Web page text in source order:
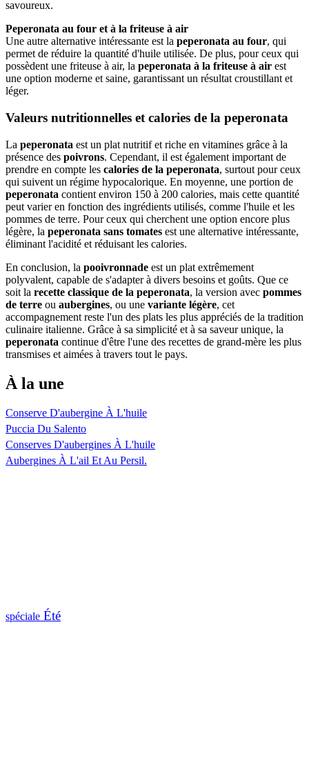
savoureux.
Peperonata au four et à la friteuse à air
Une autre alternative intéressante est la peperonata au four, qui
permet de réduire la quantité d'huile utilisée. De plus, pour ceux qui
possèdent une friteuse à air, la peperonata à la friteuse à air est
une option moderne et saine, garantissant un résultat croustillant et
léger.
Valeurs nutritionnelles et calories de la peperonata
La peperonata est un plat nutritif et riche en vitamines grâce à la
présence des poivrons. Cependant, il est également important de
prendre en compte les calories de la peperonata, surtout pour ceux
qui suivent un régime hypocalorique. En moyenne, une portion de
peperonata contient environ 150 à 200 calories, mais cette quantité
peut varier en fonction des ingrédients utilisés, comme l'huile et les
pommes de terre. Pour ceux qui cherchent une option encore plus
légère, la peperonata sans tomates est une alternative intéressante,
éliminant l'acidité et réduisant les calories.
En conclusion, la pooivronnade est un plat extrêmement
polyvalent, capable de s'adapter à divers besoins et goûts. Que ce
soit la recette classique de la peperonata, la version avec pommes
de terre ou aubergines, ou une variante légère, cet
accompagnement reste l'un des plats les plus appréciés de la tradition
culinaire italienne. Grâce à sa simplicité et à sa saveur unique, la
peperonata continue d'être l'une des recettes de grand-mère les plus
transmises et aimées à travers tout le pays.
À la une
Conserve D'aubergine À L'huile
Puccia Du Salento
Conserves D'aubergines À L'huile
Aubergines À L'ail Et Au Persil.
spéciale Été